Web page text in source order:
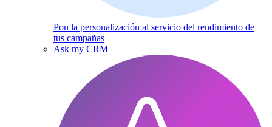
Pon la personalización al servicio del rendimiento de
tus campañas
Ask my CRM